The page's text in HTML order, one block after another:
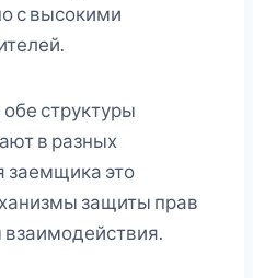
с высокими
структуры
в разных
заемщика это
защиты прав